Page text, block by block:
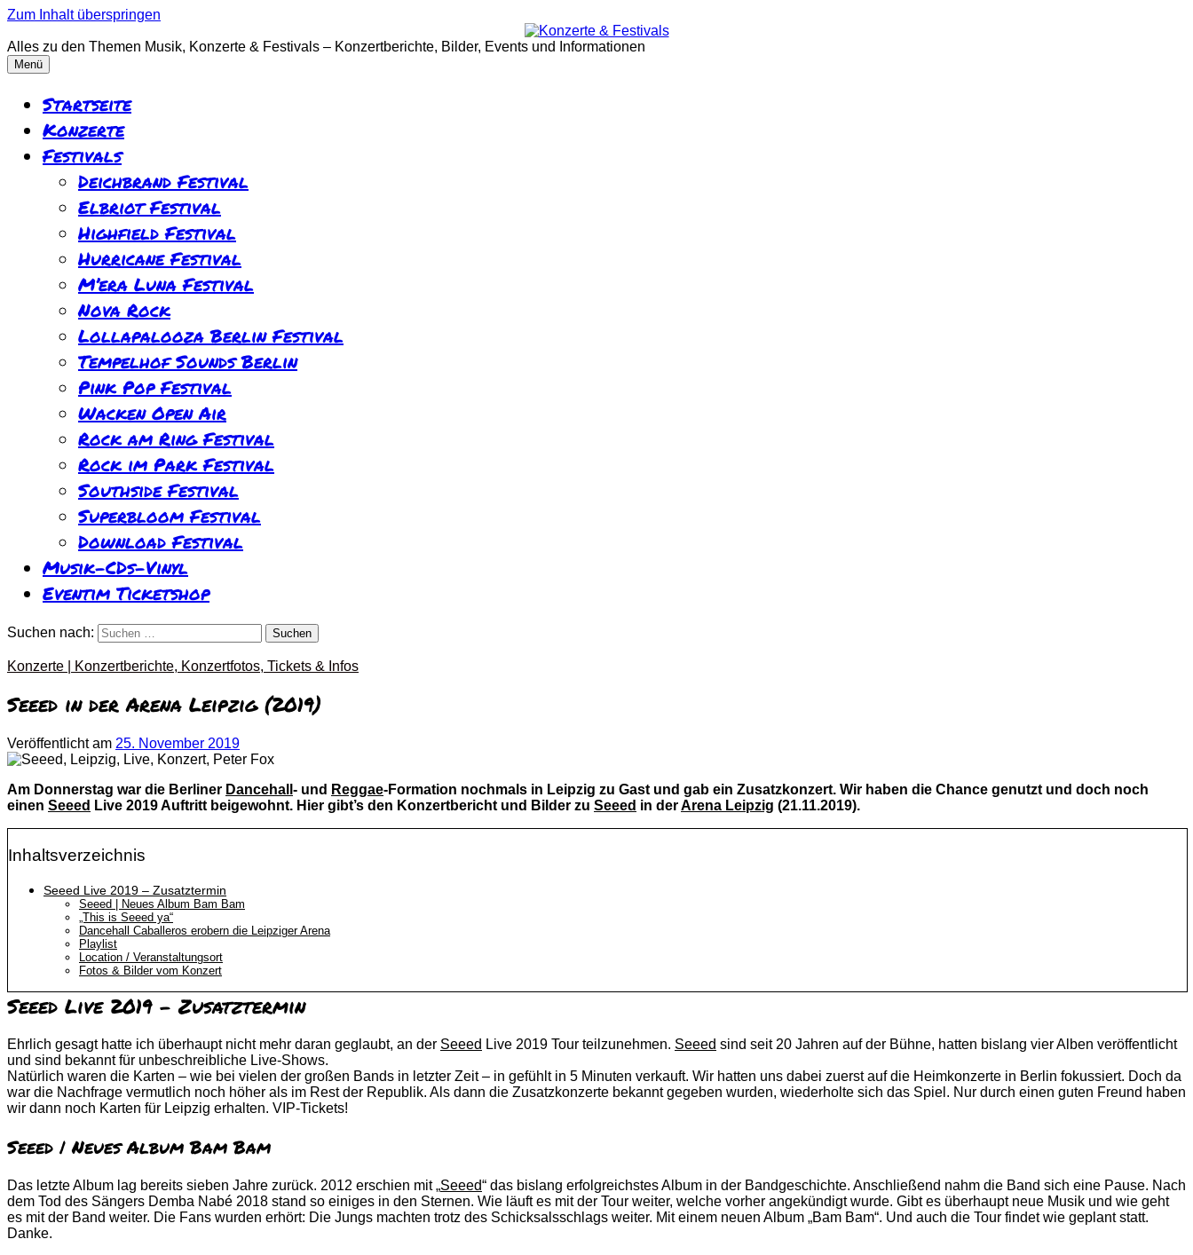
Zum Inhalt überspringen
Alles zu den Themen Musik, Konzerte & Festivals – Konzertberichte, Bilder, Events und Informationen
Menü
Startseite
Konzerte
Festivals
Deichbrand Festival
Elbriot Festival
Highfield Festival
Hurricane Festival
M’era Luna Festival
Nova Rock
Lollapalooza Berlin Festival
Tempelhof Sounds Berlin
Pink Pop Festival
Wacken Open Air
Rock am Ring Festival
Rock im Park Festival
Southside Festival
Superbloom Festival
Download Festival
Musik-CDs-Vinyl
Eventim Ticketshop
Suchen nach:
Konzerte | Konzertberichte, Konzertfotos, Tickets & Infos
Seeed in der Arena Leipzig (2019)
Veröffentlichtam 25. November 2019
Am Donnerstag war die Berliner Dancehall - und Reggae-Formation nochmals in Leipzig zu Gast und gab ein Zusatzkonzert. Wir haben die Chance genutzt und doch noch
einen Seeed Live 2019 Auftritt beigewohnt. Hier gibt’s den Konzertbericht und Bilder zu Seeed in derArena Leipzig (21.11.2019).
Inhaltsverzeichnis
Seeed Live 2019 – Zusatztermin
Seeed | Neues Album Bam Bam
„This is Seeed ya“
Dancehall Caballeros erobern die Leipziger Arena
Playlist
Location / Veranstaltungsort
Fotos & Bilder vom Konzert
Seeed Live 2019 – Zusatztermin
Ehrlich gesagt hatte ich überhaupt nicht mehr daran geglaubt, an der Seeed Live 2019 Tour teilzunehmen. Seeed sind seit 20 Jahren auf der Bühne, hatten bislang vier Alben veröffentlicht
und sind bekannt für unbeschreibliche Live-Shows.
Natürlich waren die Karten – wie bei vielen der großen Bands in letzter Zeit – in gefühlt in 5 Minuten verkauft. Wir hatten uns dabei zuerst auf die Heimkonzerte in Berlin fokussiert. Doch da
war die Nachfrage vermutlich noch höher als im Rest der Republik. Als dann die Zusatzkonzerte bekannt gegeben wurden, wiederholte sich das Spiel. Nur durch einen guten Freund haben
wir dann noch Karten für Leipzig erhalten. VIP-Tickets!
Seeed | Neues Album Bam Bam
Das letzte Album lag bereits sieben Jahre zurück. 2012 erschien mit „Seeed“ das bislang erfolgreichstes Album in der Bandgeschichte. Anschließend nahm die Band sich eine Pause. Nach
dem Tod des Sängers Demba Nabé 2018 stand so einiges in den Sternen. Wie läuft es mit der Tour weiter, welche vorher angekündigt wurde. Gibt es überhaupt neue Musik und wie geht
es mit der Band weiter. Die Fans wurden erhört: Die Jungs machten trotz des Schicksalsschlags weiter. Mit einem neuen Album „Bam Bam“. Und auch die Tour findet wie geplant statt.
Danke.